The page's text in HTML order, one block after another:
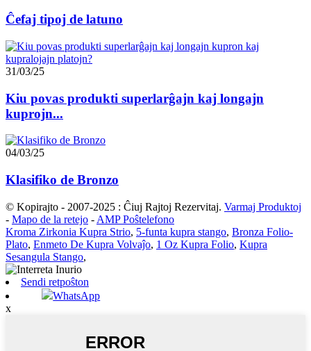
Ĉefaj tipoj de latuno
31/03/25
Kiu povas produkti superlarĝajn kaj longajn
kuprojn...
04/03/25
Klasifiko de Bronzo
© Kopirajto - 2007-2025 : Ĉiuj Rajtoj Rezervitaj. Varmaj Produktoj
- Mapo de la retejo - AMP Poŝtelefono
Kroma Zirkonia Kupra Strio, 5-funta kupra stango, Bronza Folio-
Plato, Enmeto De Kupra Volvaĵo, 1 Oz Kupra Folio, Kupra
Sesangula Stango,
Sendi retpoŝton
WhatsApp
x